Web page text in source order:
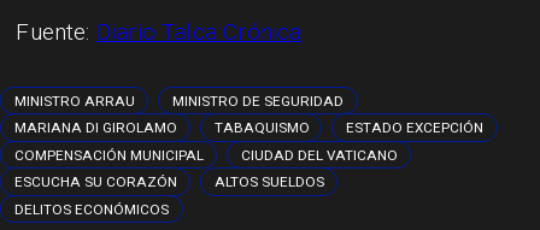
Fuente: Diario Talca Crónica
MINISTRO ARRAU
MINISTRO DE SEGURIDAD
MARIANA DI GIROLAMO
TABAQUISMO
ESTADO EXCEPCIÓN
COMPENSACIÓN MUNICIPAL
CIUDAD DEL VATICANO
ESCUCHA SU CORAZÓN
ALTOS SUELDOS
DELITOS ECONÓMICOS